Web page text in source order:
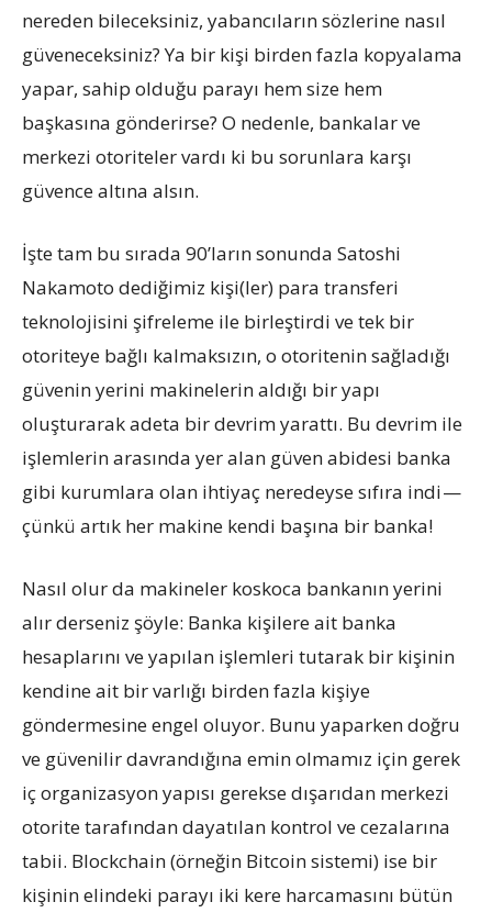
nereden bileceksiniz, yabancıların sözlerine nasıl
güveneceksiniz? Ya bir kişi birden fazla kopyalama
yapar, sahip olduğu parayı hem size hem
başkasına gönderirse? O nedenle, bankalar ve
merkezi otoriteler vardı ki bu sorunlara karşı
güvence altına alsın.
İşte tam bu sırada 90’ların sonunda Satoshi
Nakamoto dediğimiz kişi(ler) para transferi
teknolojisini şifreleme ile birleştirdi ve tek bir
otoriteye bağlı kalmaksızın, o otoritenin sağladığı
güvenin yerini makinelerin aldığı bir yapı
oluşturarak adeta bir devrim yarattı. Bu devrim ile
işlemlerin arasında yer alan güven abidesi banka
gibi kurumlara olan ihtiyaç neredeyse sıfıra indi —
çünkü artık her makine kendi başına bir banka!
Nasıl olur da makineler koskoca bankanın yerini
alır derseniz şöyle: Banka kişilere ait banka
hesaplarını ve yapılan işlemleri tutarak bir kişinin
kendine ait bir varlığı birden fazla kişiye
göndermesine engel oluyor. Bunu yaparken doğru
ve güvenilir davrandığına emin olmamız için gerek
iç organizasyon yapısı gerekse dışarıdan merkezi
otorite tarafından dayatılan kontrol ve cezalarına
tabii. Blockchain (örneğin Bitcoin sistemi) ise bir
kişinin elindeki parayı iki kere harcamasını bütün